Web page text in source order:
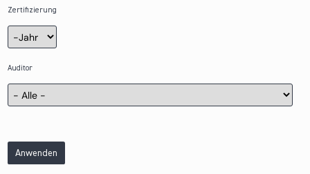
Zertifizierung
Zertifizierung
Jahr
Auditor
Anwenden